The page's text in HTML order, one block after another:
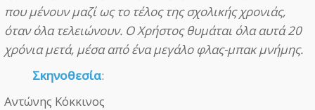
που μένουν μαζί ως το τέλος της σχολικής χρονιάς,
όταν όλα τελειώνουν. Ο Χρήστος θυμάται όλα αυτά 20
χρόνια μετά, μέσα από ένα μεγάλο φλας-μπακ μνήμης.
Σκηνοθεσία:
Αντώνης Κόκκινος